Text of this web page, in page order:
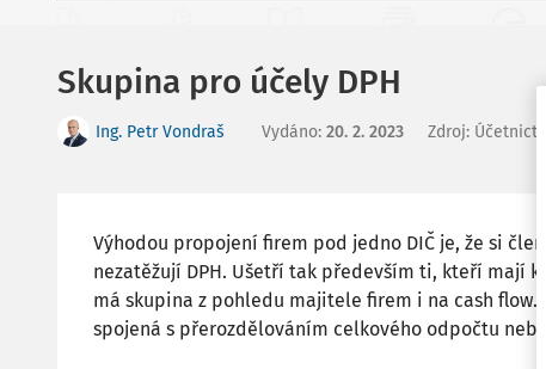
Skupina pro účely DPH
Ing. Petr Vondraš Vydáno: 20. 2. 2023 Zdroj:
Výhodou propojení firem pod jedno DIČ je, že si
nezatěžují DPH. Ušetří tak především ti, kteří mají
má skupina z pohledu majitele firem i na cash
spojená s přerozdělováním celkového odpočtu